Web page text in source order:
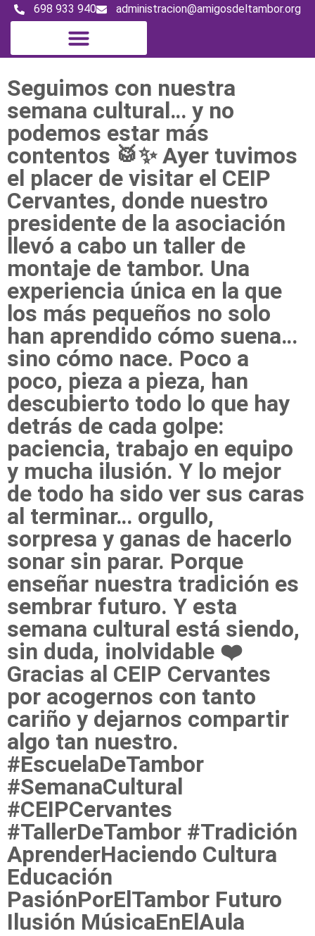
698 933 940 administracion@amigosdeltambor.org
Seguimos con nuestra
semana cultural… y no
podemos estar más
contentos 🥁✨ Ayer tuvimos
el placer de visitar el CEIP
Cervantes, donde nuestro
presidente de la asociación
llevó a cabo un taller de
montaje de tambor. Una
experiencia única en la que
los más pequeños no solo
han aprendido cómo suena…
sino cómo nace. Poco a
poco, pieza a pieza, han
descubierto todo lo que hay
detrás de cada golpe:
paciencia, trabajo en equipo
y mucha ilusión. Y lo mejor
de todo ha sido ver sus caras
al terminar… orgullo,
sorpresa y ganas de hacerlo
sonar sin parar. Porque
enseñar nuestra tradición es
sembrar futuro. Y esta
semana cultural está siendo,
sin duda, inolvidable ❤️
Gracias al CEIP Cervantes
por acogernos con tanto
cariño y dejarnos compartir
algo tan nuestro.
#EscuelaDeTambor
#SemanaCultural
#CEIPCervantes
#TallerDeTambor #Tradición
AprenderHaciendo Cultura
Educación
PasiónPorElTambor Futuro
Ilusión MúsicaEnElAula